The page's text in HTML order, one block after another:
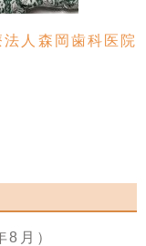
法人森岡歯科医院
月）